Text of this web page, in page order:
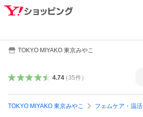
TOKYO MIYAKO 東京みやこ
4.74（35件）
TOKYO MIYAKO 東京みやこ フェムケア・温活